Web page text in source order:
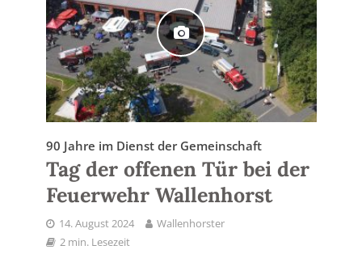
90 Jahre im Dienst der Gemeinschaft
Tag der offenen Tür bei der
Feuerwehr Wallenhorst
14. August 2024
Wallenhorster
2 min. Lesezeit